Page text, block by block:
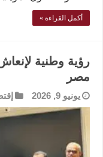
أكمل القراءة »
رؤية وطنية
مصر
يونيو 9, 2026